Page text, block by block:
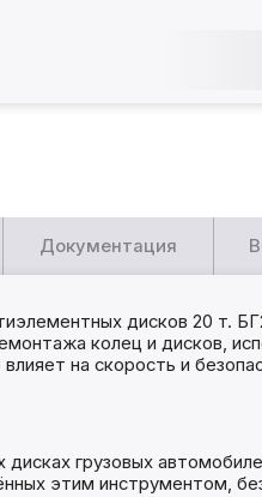
Документация
дисков 20 т.
колец и дисков,
на скорость и
грузовых
этим инструментом,